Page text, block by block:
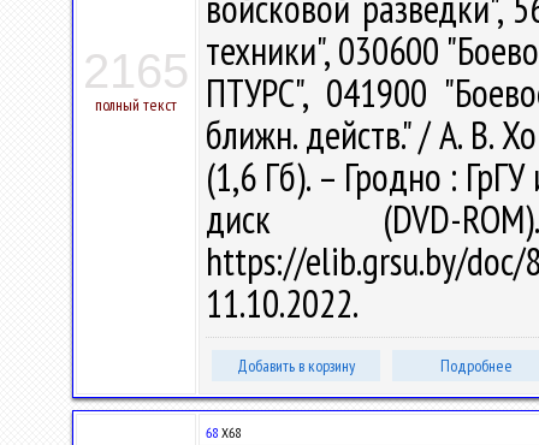
2165
полный текст
техники", 030600
ПТУРС", 041900
ближн. действ." / А. В.
(1,6 Гб). – Гродно :
диск (DVD-
https://elib.grsu.by/
11.10.2022.
Добавить в корзину Подробнее
68 Х68